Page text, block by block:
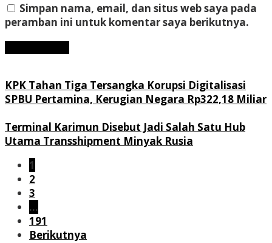
Simpan nama, email, dan situs web saya pada
peramban ini untuk komentar saya berikutnya.
KPK Tahan Tiga Tersangka Korupsi Digitalisasi
SPBU Pertamina, Kerugian Negara Rp322,18 Miliar
Terminal Karimun Disebut Jadi Salah Satu Hub
Utama Transshipment Minyak Rusia
1
2
3
…
191
Berikutnya